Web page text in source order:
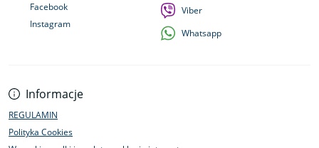
Informacje
REGULAMIN
Polityka Cookies
Facebook
Instagram
Viber
Whatsapp